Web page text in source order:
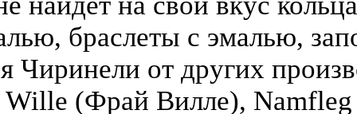
браслеты с эмалью,
Чиринели от других
Wille (Фрай Вилле),